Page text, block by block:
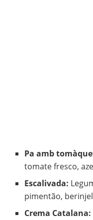
Pa amb
tomate fresco,
Escalivada:
pimentão,
Crema Catalana: